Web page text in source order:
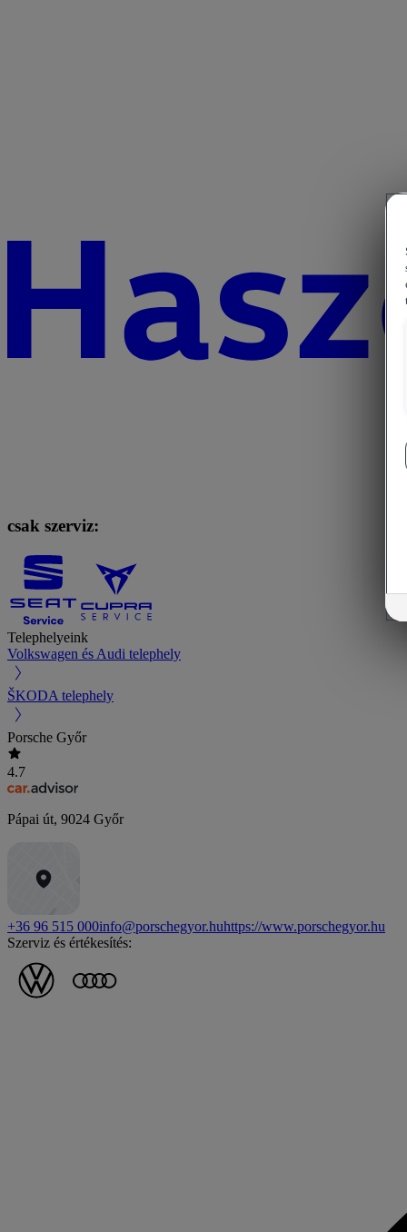
csak szerviz:
Telephelyeink
Volkswagen és Audi telephely
ŠKODA telephely
Porsche Győr
4.7
Pápai út, 9024 Győr
+36 96 515 000info@porschegyor.huhttps://www.porschegyor.hu
Szerviz és értékesítés: